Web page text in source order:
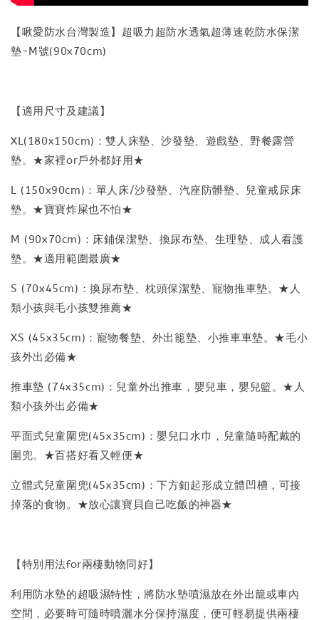
【啾愛防水台灣製造】超吸力超防水透氣超薄速乾防水保潔
墊-M號(90x70cm)
【適用尺寸及建議】
XL(180x150cm)：雙人床墊、沙發墊、遊戲墊、野餐露營
墊。★家裡or戶外都好用★
L (150x90cm)：單人床/沙發墊、汽座防髒墊、兒童戒尿床
墊。★寶寶炸屎也不怕★
M (90x70cm)：床鋪保潔墊、換尿布墊、生理墊、成人看護
墊。★適用範圍最廣★
S (70x45cm)：換尿布墊、枕頭保潔墊、寵物推車墊。★人
類小孩與毛小孩雙推薦★
XS (45x35cm)：寵物餐墊、外出籠墊、小推車車墊。★毛小
孩外出必備★
推車墊 (74x35cm)：兒童外出推車，嬰兒車，嬰兒籃。★人
類小孩外出必備★
平面式兒童圍兜(45x35cm)：嬰兒口水巾，兒童隨時配戴的
圍兜。★百搭好看又輕便★
立體式兒童圍兜(45x35cm)：下方釦起形成立體凹槽，可接
掉落的食物。★放心讓寶貝自己吃飯的神器★
【特別用法for兩棲動物同好】
利用防水墊的超吸濕特性，將防水墊噴濕放在外出籠或車內
空間，必要時可隨時噴灑水分保持濕度，便可輕易提供兩棲